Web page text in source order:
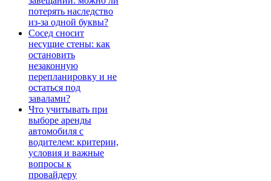
потерять наследство
из-за одной буквы?
Сосед сносит
несущие стены: как
остановить
незаконную
перепланировку и не
остаться под
завалами?
Что учитывать при
выборе аренды
автомобиля с
водителем: критерии,
условия и важные
вопросы к
провайдеру